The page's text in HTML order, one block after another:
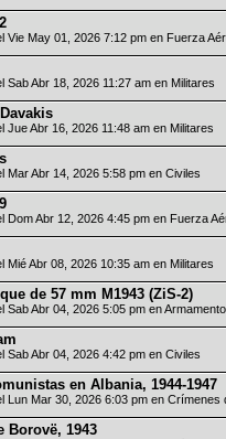
Vie May 01, 2026 7:12 pm en Fuerza
Sab Abr 18, 2026 11:27 am en Militares
Jue Abr 16, 2026 11:48 am en Militares
Mar Abr 14, 2026 5:58 pm en Civiles
Dom Abr 12, 2026 4:45 pm en Fuerza
Mié Abr 08, 2026 10:35 am en Militares
de 57 mm M1943 (ZiS-2)
Sab Abr 04, 2026 5:05 pm en
Sab Abr 04, 2026 4:42 pm en Civiles
en Albania, 1944-1947
Lun Mar 30, 2026 6:03 pm en Crímenes
Borovë, 1943